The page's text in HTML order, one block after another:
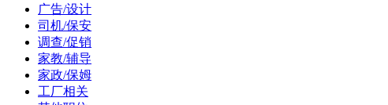
广告/设计
司机/保安
调查/促销
家教/辅导
家政/保姆
工厂相关